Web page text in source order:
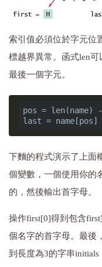
索引值必須位於字元位
標越界異常。函式len
最後一個字元。
pos = len(name) -
last =
下麵的程式演示了上面
個變數，一個使用你的
的，然後輸出首字母。
操作first[0]得到包含
個名字的首字母。最後
到長度為3的字串initials